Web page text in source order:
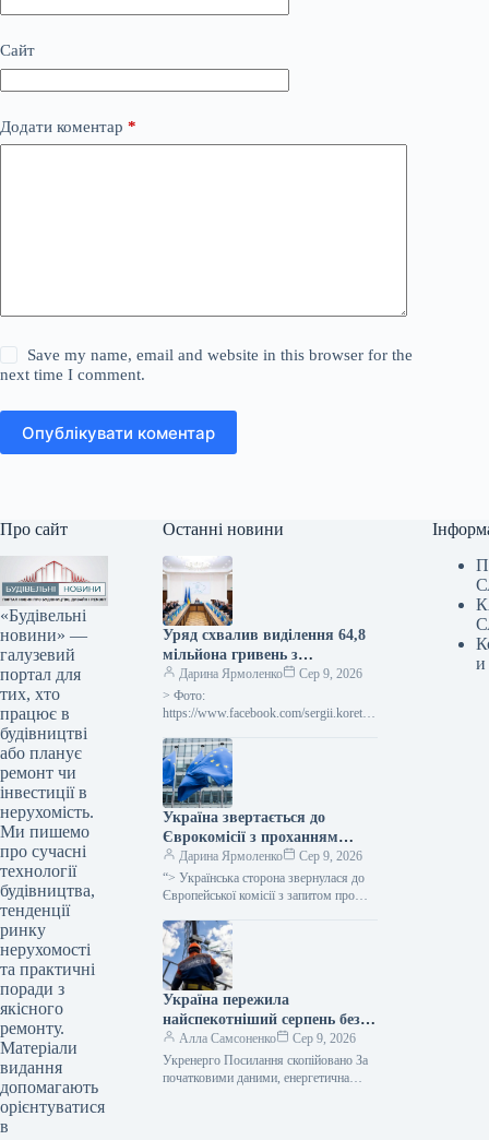
Сайт
Додати коментар *
Save my name, email and website in this browser for the
next time I comment.
Опублікувати коментар
Про сайт
«Будівельні
новини» —
галузевий
портал для
тих, хто
працює в
будівництві
або планує
ремонт чи
інвестиції в
нерухомість.
Ми пишемо
про сучасні
технології
будівництва,
тенденції
ринку
нерухомості
та практичні
поради з
якісного
ремонту.
Матеріали
видання
допомагають
орієнтуватися
в
Останні новини
Уряд схвалив виділення 64,8
мільйона гривень з
державного бюджету для
відновлювальних робіт та
подолання наслідків війни.
Дарина Ярмоленко
Сер 9, 2026
> Фото:
https://www.facebook.com/sergii.koretsk
виділення коштів, запланованих у
державному бюджеті на 2026 рік для
фінансування регіональної політики,
з…
Україна звертається до
Єврокомісії з проханням
надати 220 мільйонів євро для
допомоги
сільськогосподарським
заблоковані порти.
Дарина Ярмоленко
Сер 9, 2026
“> Українська сторона звернулася до
Європейської комісії з запитом про
безповоротної фінансової допомоги.
Ця…
Україна пережила
найспекотніший серпень без
відключень електроенергії –
заявив Шмигаль.
Алла Самсоненко
Сер 9, 2026
Укренерго Посилання скопійовано За
початковими даними, енергетична
и